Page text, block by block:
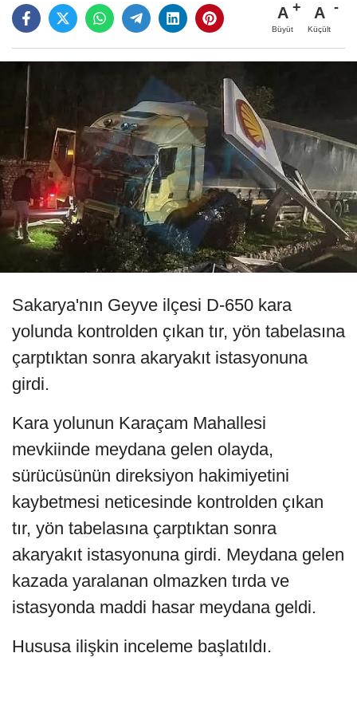
A
Büyüt
A
Küçült
Sakarya'nın Geyve ilçesi D-650 kara
yolunda kontrolden çıkan tır, yön tabelasına
çarptıktan sonra akaryakıt istasyonuna
girdi.
Kara yolunun Karaçam Mahallesi
mevkiinde meydana gelen olayda,
sürücüsünün direksiyon hakimiyetini
kaybetmesi neticesinde kontrolden çıkan
tır, yön tabelasına çarptıktan sonra
akaryakıt istasyonuna girdi. Meydana gelen
kazada yaralanan olmazken tırda ve
istasyonda maddi hasar meydana geldi.
Hususa ilişkin inceleme başlatıldı.